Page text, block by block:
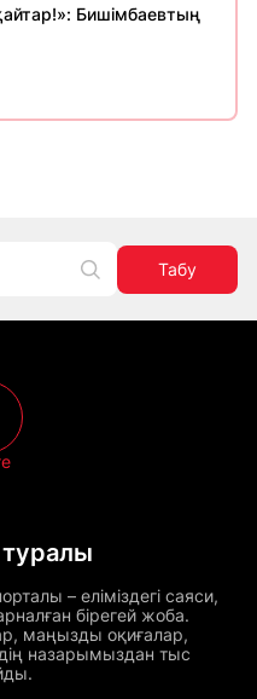
Бишімбаевтың
Табу
– еліміздегі саяси,
бірегей жоба.
маңызды оқиғалар,
назарымыздан тыс